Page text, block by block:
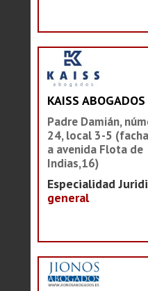
KAISS ABOGADOS
Padre Damián,
24, local 3-5
a avenida Flota de
Indias,16)
Especialidad
general